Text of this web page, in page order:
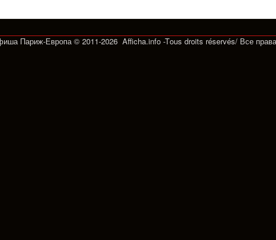
Париж-Европа © 2011-2026 Afficha.info -Tous droits réservés/ Все